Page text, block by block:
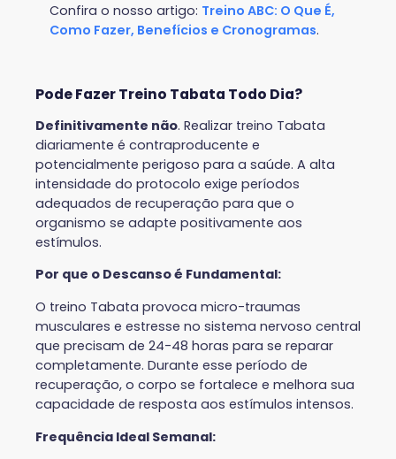
Confira o nosso artigo: Treino ABC: O Que É,
Como Fazer, Benefícios e Cronogramas.
Pode Fazer Treino Tabata Todo Dia?
Definitivamente não. Realizar treino Tabata
diariamente é contraproducente e
potencialmente perigoso para a saúde. A alta
intensidade do protocolo exige períodos
adequados de recuperação para que o
organismo se adapte positivamente aos
estímulos.
Por que o Descanso é Fundamental:
O treino Tabata provoca micro-traumas
musculares e estresse no sistema nervoso central
que precisam de 24-48 horas para se reparar
completamente. Durante esse período de
recuperação, o corpo se fortalece e melhora sua
capacidade de resposta aos estímulos intensos.
Frequência Ideal Semanal: